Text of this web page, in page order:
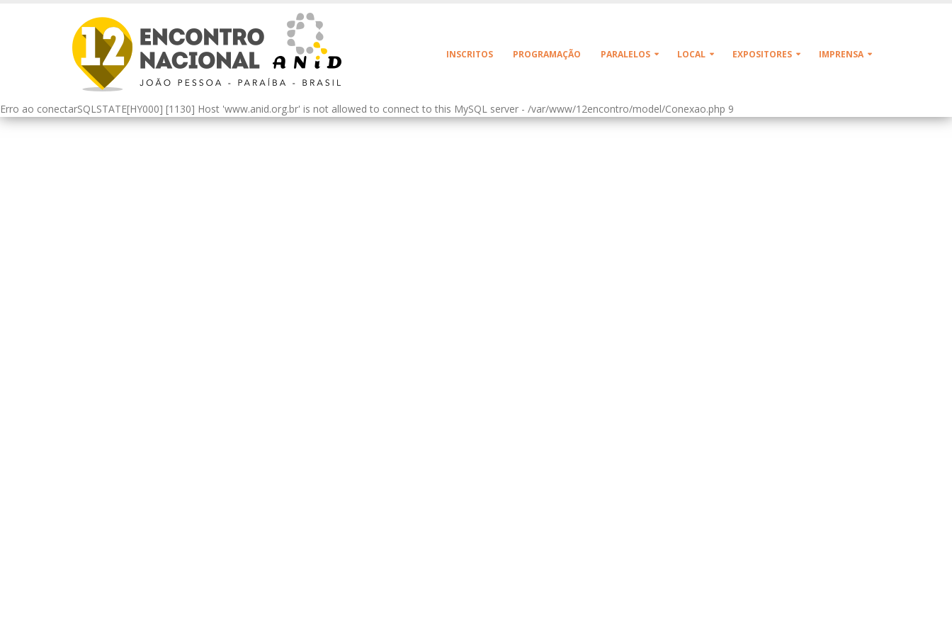
INSCRITOS PROGRAMAÇÃO PARALELOS LOCAL EXPOSITORES IMPRENSA
Erro ao conectarSQLSTATE[HY000] [1130] Host 'www.anid.org.br' is not allowed to connect to this MySQL server - /var/www/12encontro/model/Conexao.php 9